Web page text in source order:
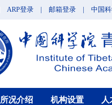
ARP登录 邮箱登录 中国
所况介绍 机构设置 人